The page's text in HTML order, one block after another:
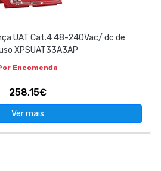
UAT Cat.4 48-240Vac/ dc de
XPSUAT33A3AP
Encomenda
258,15€
Ver mais